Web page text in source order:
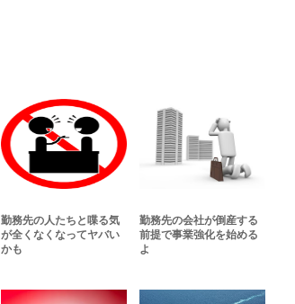
勤務先の人たちと喋る気
が全くなくなってヤバい
かも
勤務先の会社が倒産する
前提で事業強化を始める
よ